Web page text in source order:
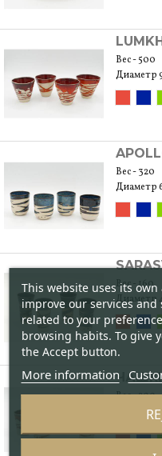
Вес - 500
Диаметр
Вес - 320
Диаметр
Вес - 160
Диаметр
ЧАШКИ
Вес - 200
Диаметр
This website uses its
improve our services
related to your
browsing habits. To give
the Accept button.
More information